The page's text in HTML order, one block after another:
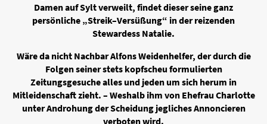
Damen auf Sylt verweilt, findet dieser seine ganz
persönliche „Streik–Versüßung“ in der reizenden
Stewardess Natalie.
Wäre da nicht Nachbar Alfons Weidenhelfer, der durch die
Folgen seiner stets kopfscheu formulierten
Zeitungsgesuche alles und jeden um sich herum in
Mitleidenschaft zieht. – Weshalb ihm von Ehefrau Charlotte
unter Androhung der Scheidung jegliches Annoncieren
verboten wird.